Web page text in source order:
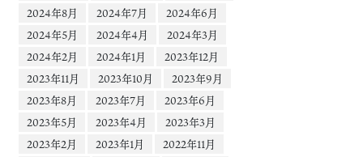
2024年8月
2024年7月
2024年6月
2024年5月
2024年4月
2024年3月
2024年2月
2024年1月
2023年12月
2023年11月
2023年10月
2023年9月
2023年8月
2023年7月
2023年6月
2023年5月
2023年4月
2023年3月
2023年2月
2023年1月
2022年11月